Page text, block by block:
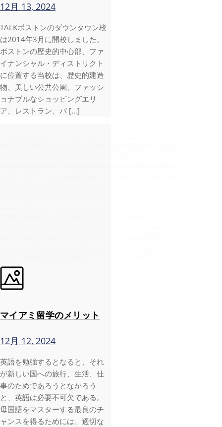
12月 13, 2024
TALKボストンのダウンタウン校
は2014年3月に開校しました。
ボストンの歴史的中心部、ファ
イナンシャル・ディストリクト
に位置する当校は、歴史的建造
物、美しい公共公園、ファッシ
ョナブルなショッピングエリ
ア、レストラン、バ […]
マイアミ留学のメリット
12月 12, 2024
英語を勉強するとなると、それ
が新しい国への旅行、生活、仕
事のためであろうとなかろう
と、英語は必要不可欠である。
母国語をマスターする最良のチ
ャンスを得るためには、適切な